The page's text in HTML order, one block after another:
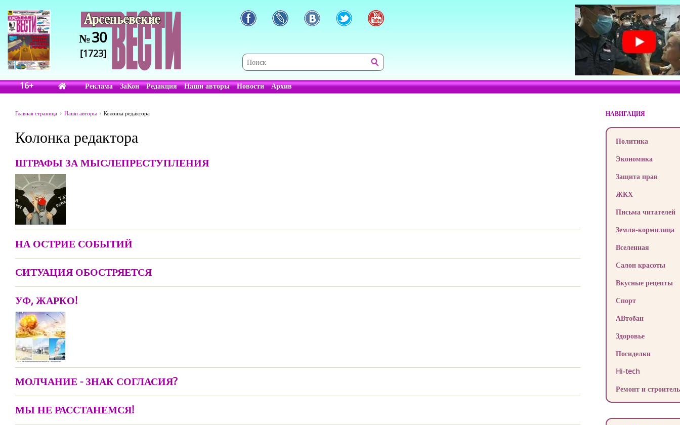
№30
[1723]
16+ Реклама ЗаКон Редакция Наши авторы Новости Архив
Главная страница Наши авторы Колонка редактора
Колонка редактора
ШТРАФЫ ЗА МЫСЛЕПРЕСТУПЛЕНИЯ
НА ОСТРИЕ СОБЫТИЙ
СИТУАЦИЯ ОБОСТРЯЕТСЯ
УФ, ЖАРКО!
МОЛЧАНИЕ - ЗНАК СОГЛАСИЯ?
МЫ НЕ РАССТАНЕМСЯ!
НАВИГАЦИЯ
Политика
Экономика
Защита прав
ЖКХ
Письма читателей
Земля-кормилица
Вселенная
Салон красоты
Вкусные рецепты
Спорт
АВтобан
Здоровье
Посиделки
Hi-tech
Ремонт и